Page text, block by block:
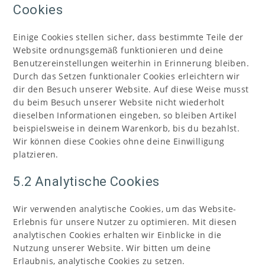
Cookies
Einige Cookies stellen sicher, dass bestimmte Teile der
Website ordnungsgemäß funktionieren und deine
Benutzereinstellungen weiterhin in Erinnerung bleiben.
Durch das Setzen funktionaler Cookies erleichtern wir
dir den Besuch unserer Website. Auf diese Weise musst
du beim Besuch unserer Website nicht wiederholt
dieselben Informationen eingeben, so bleiben Artikel
beispielsweise in deinem Warenkorb, bis du bezahlst.
Wir können diese Cookies ohne deine Einwilligung
platzieren.
5.2 Analytische Cookies
Wir verwenden analytische Cookies, um das Website-
Erlebnis für unsere Nutzer zu optimieren. Mit diesen
analytischen Cookies erhalten wir Einblicke in die
Nutzung unserer Website. Wir bitten um deine
Erlaubnis, analytische Cookies zu setzen.